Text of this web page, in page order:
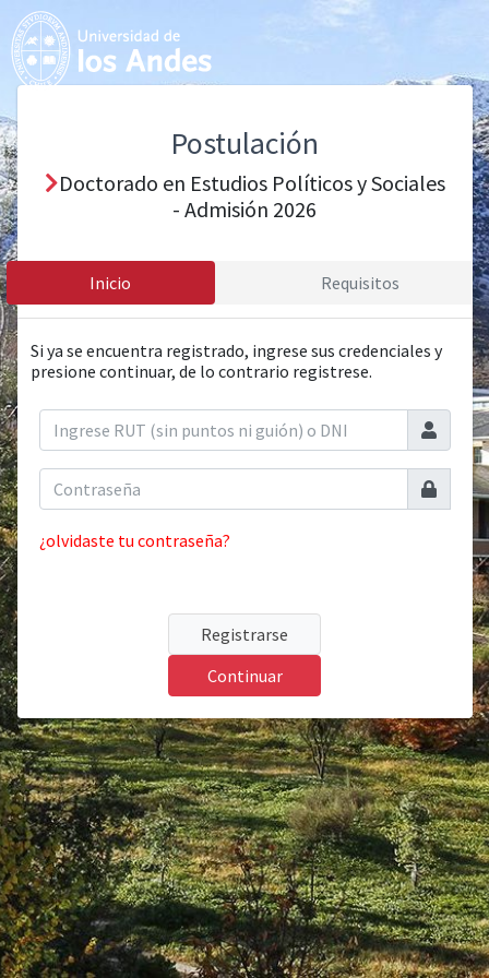
Postulación
Doctorado en Estudios Políticos y Sociales
- Admisión 2026
Inicio Requisitos
Si ya se encuentra registrado, ingrese sus credenciales y
presione continuar, de lo contrario registrese.
¿olvidaste tu contraseña?
Registrarse
Continuar